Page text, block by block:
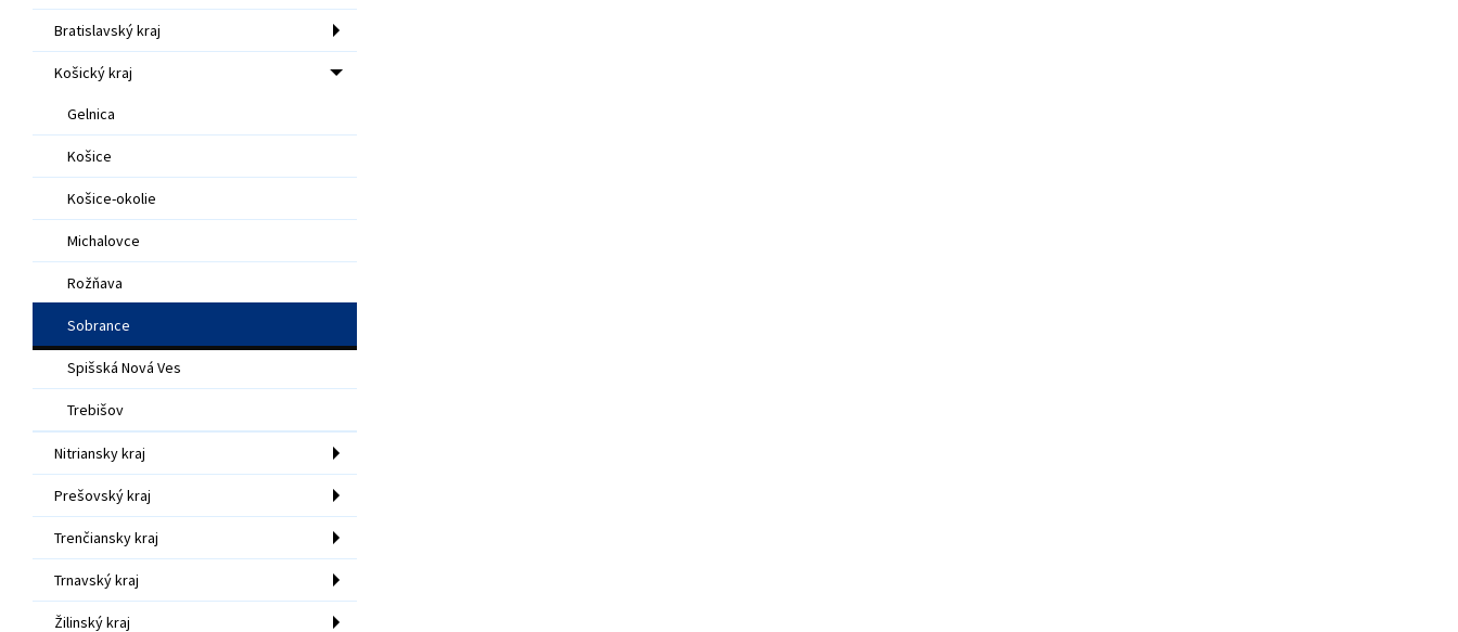
Bratislavský kraj
Košický kraj
Gelnica
Košice
Košice-okolie
Michalovce
Rožňava
Sobrance
Spišská Nová Ves
Trebišov
Nitriansky kraj
Prešovský kraj
Trenčiansky kraj
Trnavský kraj
Žilinský kraj